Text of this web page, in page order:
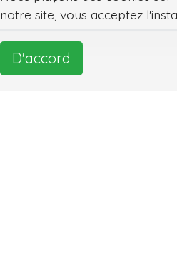
notre site, vous acceptez
D'accord